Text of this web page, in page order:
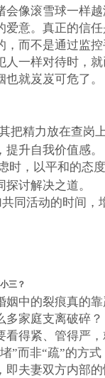
会像滚雪球一样
爱意。真正的信
而不是通过监控
人一样对待时，
就岌岌可危了。
把精力放在查岗
升自我价值感。
时，以平和的态
讨解决之道。
同活动的时间，
三？
姻中的裂痕真的
多家庭支离破碎？
看得紧、管得严
”而非“疏”的方
即夫妻双方内部